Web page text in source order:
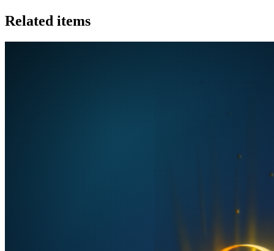
Related items